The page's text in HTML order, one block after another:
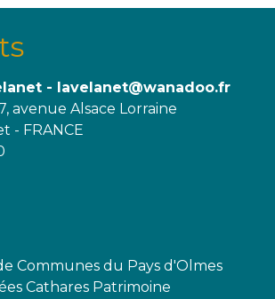
- lavelanet@wanadoo.fr
avenue Alsace Lorraine
- FRANCE
Communes du Pays d'Olmes
Cathares Patrimoine